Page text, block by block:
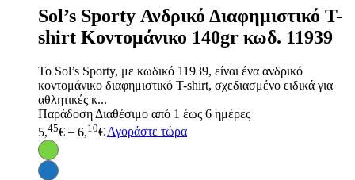
Sol’s Sporty Ανδρικό Διαφημιστικό T-
shirt Κοντομάνικο 140gr κωδ. 11939
Το Sol’s Sporty, με κωδικό 11939, είναι ένα ανδρικό
κοντομάνικο διαφημιστικό T-shirt, σχεδιασμένο ειδικά για
αθλητικές κ...
Παράδοση Διαθέσιμο από 1 έως 6 ημέρες
5,45€ – 6,10€Αγοράστε τώρα